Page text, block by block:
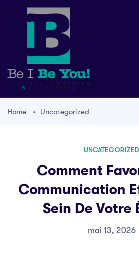
Home Uncategorized
UNCATEGORIZED
Comment
Communication
Sein De Votre
mai 13, 2026